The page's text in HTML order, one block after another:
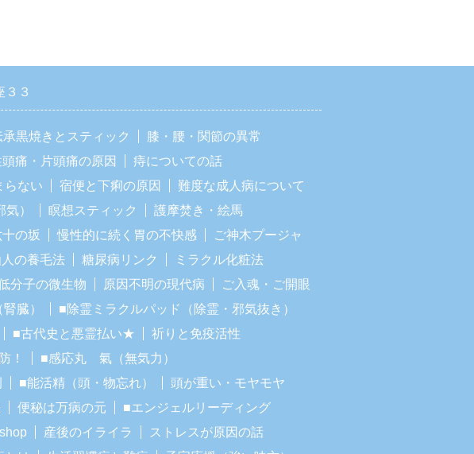
３３
黒焼きとスティック
膝・腰・関節の異常
痛・片頭痛の原因
痔についての話
らない 宿便と下痢の原因
難度な成人病について
） 瞑想スティック
護摩焚き・絵馬
の坂 慢性的に続く胃の不快感
ご神木プージャ
の養毛法 糖尿病リンク
ミラクル化粧法
分子の微生物 原因不明の現代病
ご入魂・ご開眼
臓）
■除霊ミラクルパッド（除霊・邪気抜き）
■古代史と悪霊払い★
祈りと免疫活性
！
■感応丸 氣（無気力）
■能活精（頭・物忘れ）
頭が重い・モヤモヤ
便秘は万病の元
■エンジェルリーディング
産後のイライラ
ストレスが原因の話